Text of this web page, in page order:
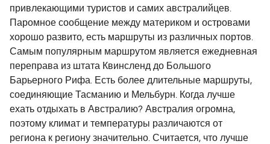
привлекающими туристов и самих австралийцев.
Паромное сообщение между материком и островами
хорошо развито, есть маршруты из различных портов.
Самым популярным маршрутом является ежедневная
переправа из штата Квинсленд до Большого
Барьерного Рифа. Есть более длительные маршруты,
соединяющие Тасманию и Мельбурн. Когда лучше
ехать отдыхать в Австралию? Австралия огромна,
поэтому климат и температуры различаются от
региона к региону значительно. Считается, что лучше